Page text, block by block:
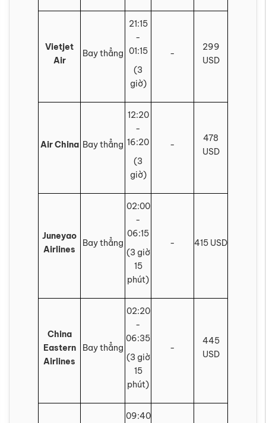
Vietjet
Air
Bay thẳng
21:15
-
01:15
(3
giờ)
-
299
USD
Air China Bay thẳng
12:20
-
16:20
(3
giờ)
-
478
USD
Juneyao
Airlines
Bay thẳng
02:00
-
06:15
(3 giờ
15
phút)
- 415 USD
China
Eastern
Airlines
Bay thẳng
02:20
-
06:35
(3 giờ
15
phút)
-
445
USD
09:40